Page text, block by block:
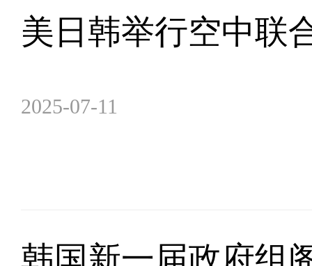
美日韩举行空中联
2025-07-11